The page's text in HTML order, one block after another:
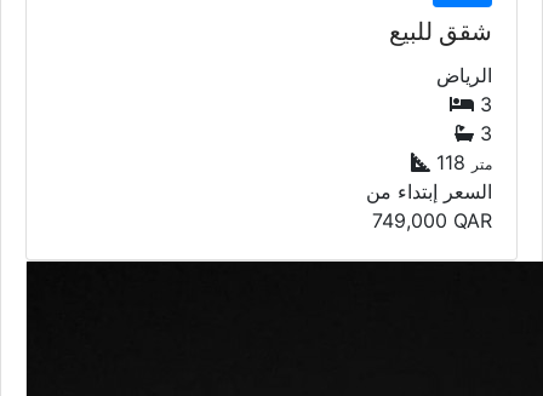
شقق للبيع
الرياض
3
3
118 متر
السعر إبتداء من
749,000 QAR